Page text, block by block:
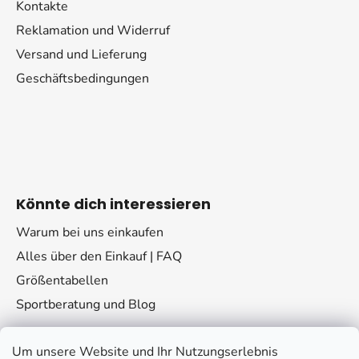
Um unsere Website und Ihr Nutzungserlebnis
Kontakte
Reklamation und Widerruf
Versand und Lieferung
Geschäftsbedingungen
Könnte dich interessieren
Warum bei uns einkaufen
Alles über den Einkauf | FAQ
Größentabellen
Sportberatung und Blog